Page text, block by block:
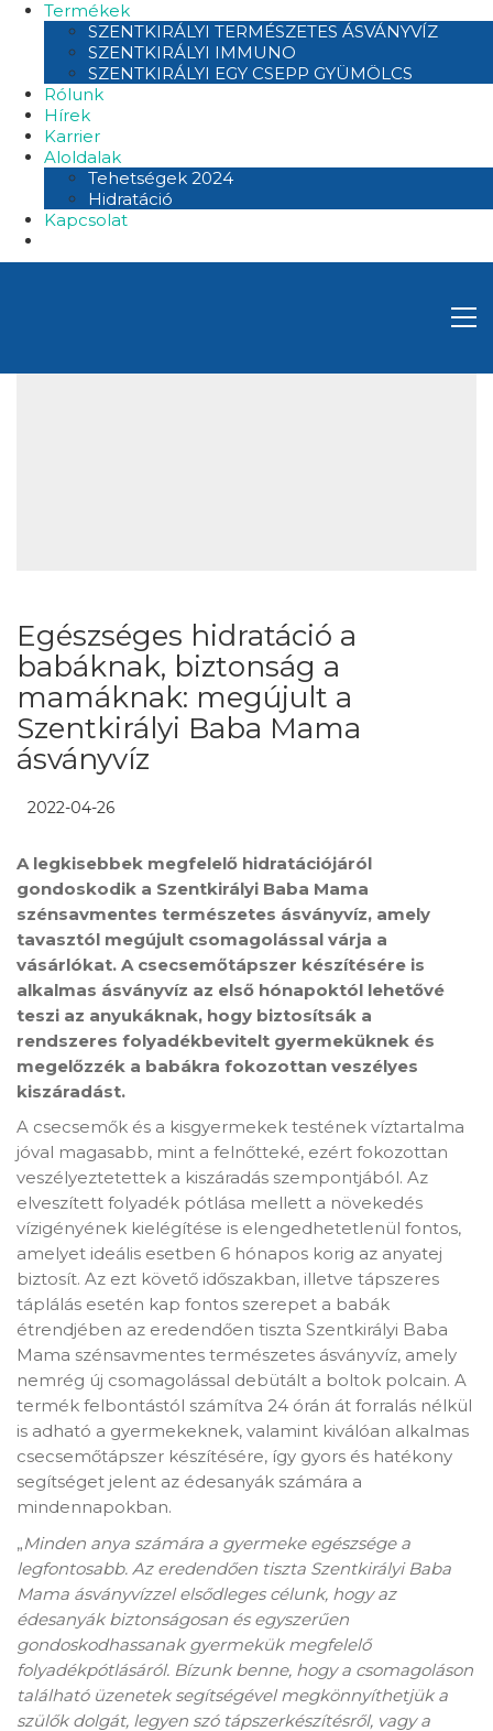
Termékek
SZENTKIRÁLYI TERMÉSZETES ÁSVÁNYVÍZ
SZENTKIRÁLYI IMMUNO
SZENTKIRÁLYI EGY CSEPP GYÜMÖLCS
Rólunk
Hírek
Karrier
Aloldalak
Tehetségek 2024
Hidratáció
Kapcsolat
Egészséges hidratáció a
babáknak, biztonság a
mamáknak: megújult a
Szentkirályi Baba Mama
ásványvíz
2022-04-26
A legkisebbek megfelelő hidratációjáról
gondoskodik a Szentkirályi Baba Mama
szénsavmentes természetes ásványvíz, amely
tavasztól megújult csomagolással várja a
vásárlókat. A csecsemőtápszer készítésére is
alkalmas ásványvíz az első hónapoktól lehetővé
teszi az anyukáknak, hogy biztosítsák a
rendszeres folyadékbevitelt gyermeküknek és
megelőzzék a babákra fokozottan veszélyes
kiszáradást.
A csecsemők és a kisgyermekek testének víztartalma
jóval magasabb, mint a felnőtteké, ezért fokozottan
veszélyeztetettek a kiszáradás szempontjából. Az
elveszített folyadék pótlása mellett a növekedés
vízigényének kielégítése is elengedhetetlenül fontos,
amelyet ideális esetben 6 hónapos korig az anyatej
biztosít. Az ezt követő időszakban, illetve tápszeres
táplálás esetén kap fontos szerepet a babák
étrendjében az eredendően tiszta Szentkirályi Baba
Mama szénsavmentes természetes ásványvíz, amely
nemrég új csomagolással debütált a boltok polcain. A
termék felbontástól számítva 24 órán át forralás nélkül
is adható a gyermekeknek, valamint kiválóan alkalmas
csecsemőtápszer készítésére, így gyors és hatékony
segítséget jelent az édesanyák számára a
mindennapokban.
„Minden anya számára a gyermeke egészsége a
legfontosabb. Az eredendően tiszta Szentkirályi Baba
Mama ásványvízzel elsődleges célunk, hogy az
édesanyák biztonságosan és egyszerűen
gondoskodhassanak gyermekük megfelelő
folyadékpótlásáról. Bízunk benne, hogy a csomagoláson
található üzenetek segítségével megkönnyíthetjük a
szülők dolgát, legyen szó tápszerkészítésről, vagy a